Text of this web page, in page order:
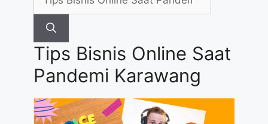
Tips Bisnis Online Saat
Pandemi Karawang